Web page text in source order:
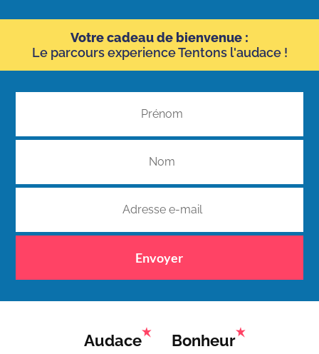
Votre cadeau de bienvenue :
Le parcours experience Tentons l'audace !
Envoyer
Audace Bonheur